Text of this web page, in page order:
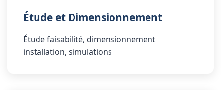
Étude et Dimensionnement
Étude faisabilité, dimensionnement
installation, simulations